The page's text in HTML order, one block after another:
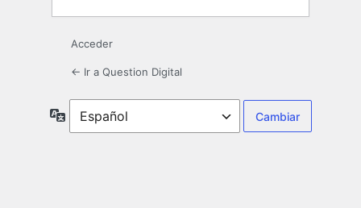
Acceder
← Ir a Question Digital
Idioma